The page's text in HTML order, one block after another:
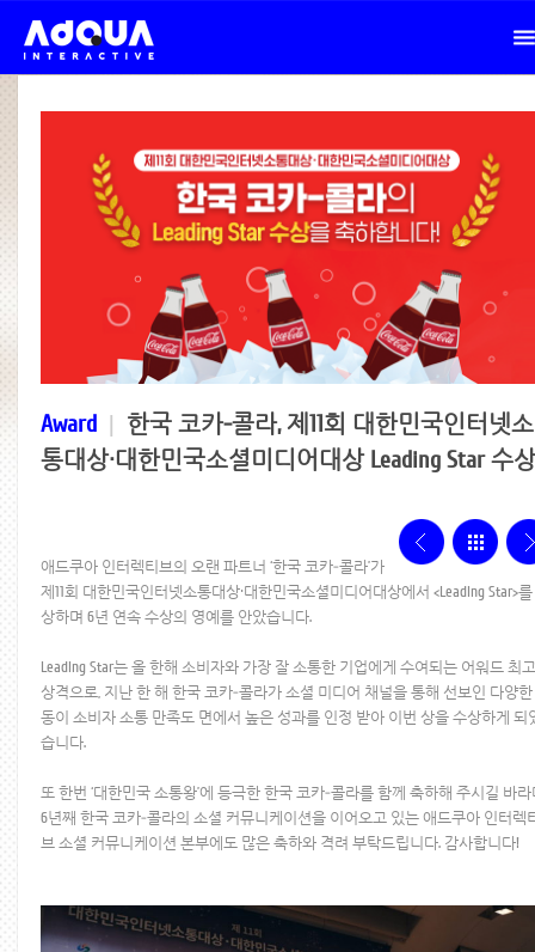
Award | 한국 코카-콜라, 제11회 대한민국인터넷소
통대상·대한민국소셜미디어대상 Leading Star 수상
애드쿠아 인터렉티브의 오랜 파트너 ‘한국 코카-콜라’가
제11회 대한민국인터넷소통대상·대한민국소셜미디어대상에서 <Leading Star>
상하며 6년 연속 수상의 영예를 안았습니다.
Leading Star는 올 한해 소비자와 가장 잘 소통한 기업에게 수여되는 어워드 최고
상격으로, 지난 한 해 한국 코카-콜라가 소셜 미디어 채널을 통해 선보인 다양한
동이 소비자 소통 만족도 면에서 높은 성과를 인정 받아 이번 상을 수상하게 되
습니다.
또 한번 ‘대한민국 소통왕’에 등극한 한국 코카-콜라를 함께 축하해 주시길 바라
6년째 한국 코카-콜라의 소셜 커뮤니케이션을 이어오고 있는 애드쿠아 인터렉
브 소셜 커뮤니케이션 본부에도 많은 축하와 격려 부탁드립니다. 감사합니다!